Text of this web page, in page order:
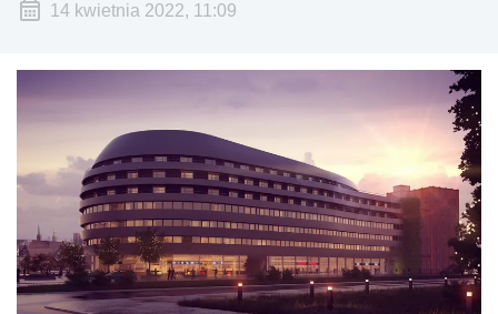
14 kwietnia 2022, 11:09